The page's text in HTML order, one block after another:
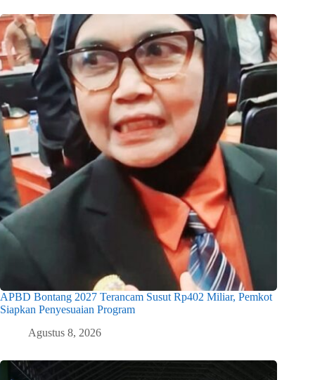
APBD Bontang 2027 Terancam Susut Rp402 Miliar, Pemkot
Siapkan Penyesuaian Program
Agustus 8, 2026